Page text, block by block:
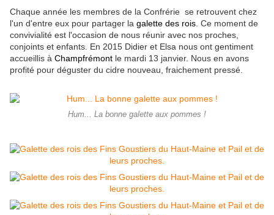
Chaque année les membres de la Confrérie se retrouvent chez
l'un d'entre eux pour partager la galette des rois . Ce moment de
convivialité est l'occasion de nous réunir avec nos proches,
conjoints et enfants. En 2015 Didier et Elsa nous ont gentiment
accueillis à Champfrémont le mardi 13 janvier. Nous en avons
profité pour déguster du cidre nouveau, fraichement pressé.
Hum... La bonne galette aux pommes !